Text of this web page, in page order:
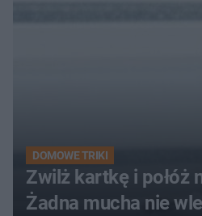
DOMOWE TRIKI
Zwilż kartkę i połóż
Żadna mucha nie